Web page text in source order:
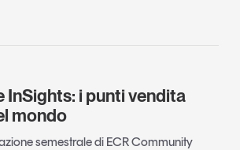
InSights: i punti vendita
mondo
semestrale di ECR Community